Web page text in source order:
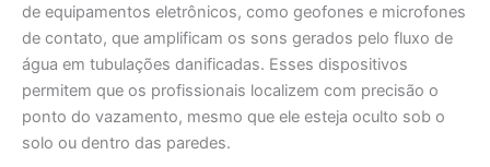
de equipamentos eletrônicos, como geofones e microfones
de contato, que amplificam os sons gerados pelo fluxo de
água em tubulações danificadas. Esses dispositivos
permitem que os profissionais localizem com precisão o
ponto do vazamento, mesmo que ele esteja oculto sob o
solo ou dentro das paredes.